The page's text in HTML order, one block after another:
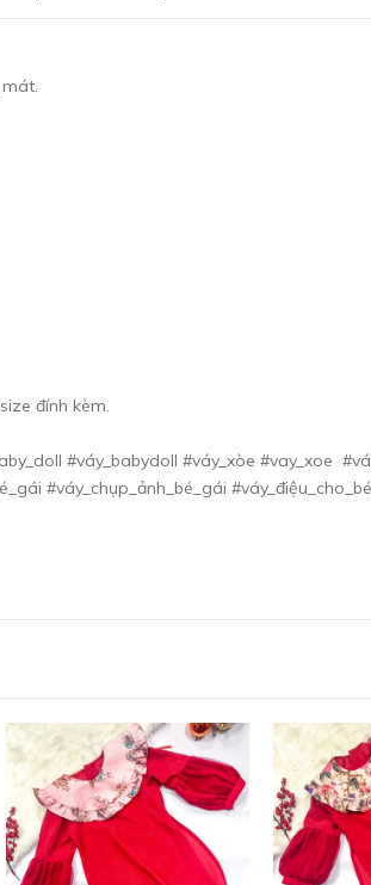
đính kèm.
#váy_babydoll #váy_xòe #vay_xoe
#váy_chụp_ảnh_bé_gái